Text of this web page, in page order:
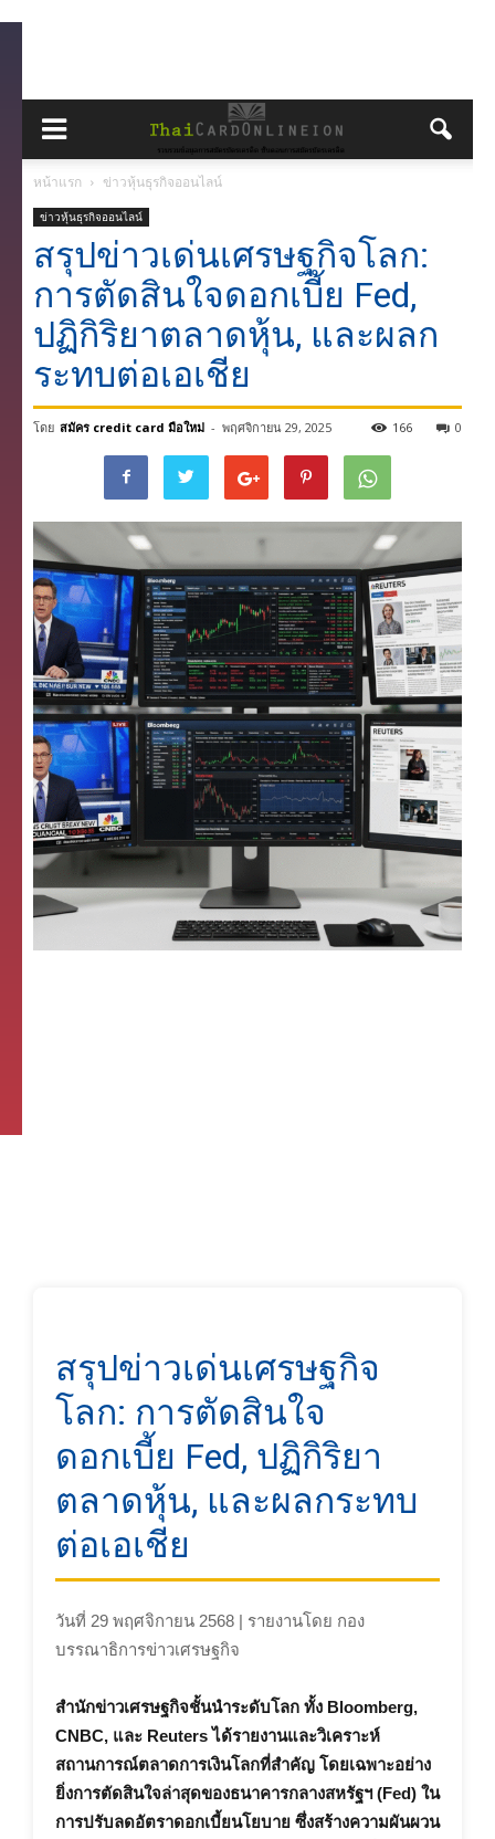
หน้าแรก ข่าวหุ้นธุรกิจออนไลน์
ข่าวหุ้นธุรกิจออนไลน์
สรุปข่าวเด่นเศรษฐกิจโลก:
การตัดสินใจดอกเบี้ย Fed,
ปฏิกิริยาตลาดหุ้น, และผลก
ระทบต่อเอเชีย
โดย สมัคร credit card มือใหม่ - พฤศจิกายน 29, 2025 0
166
สรุปข่าวเด่นเศรษฐกิจ
โลก: การตัดสินใจ
ดอกเบี้ย Fed, ปฏิกิริยา
ตลาดหุ้น, และผลกระทบ
ต่อเอเชีย
วันที่ 29 พฤศจิกายน 2568 | รายงานโดย กอง
บรรณาธิการข่าวเศรษฐกิจ
สำนักข่าวเศรษฐกิจชั้นนำระดับโลก ทั้ง Bloomberg,
CNBC, และ Reuters ได้รายงานและวิเคราะห์
สถานการณ์ตลาดการเงินโลกที่สำคัญ โดยเฉพาะอย่าง
ยิ่งการตัดสินใจล่าสุดของธนาคารกลางสหรัฐฯ (Fed) ใน
การปรับลดอัตราดอกเบี้ยนโยบาย ซึ่งสร้างความผันผวน